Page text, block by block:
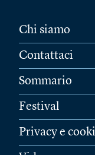
Chi siamo
Contattaci
Sommario
Festival
Privacy e